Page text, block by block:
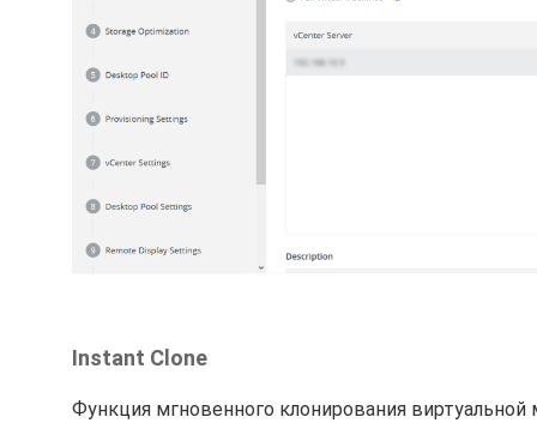
Instant Clone
Функция мгновенного клонирования